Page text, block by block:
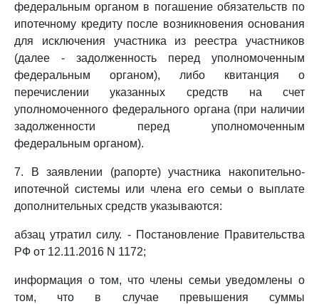
федеральным органом в погашение обязательств по
ипотечному кредиту после возникновения основания
для исключения участника из реестра участников
(далее - задолженность перед уполномоченным
федеральным органом), либо квитанция о
перечислении указанных средств на счет
уполномоченного федерального органа (при наличии
задолженности перед уполномоченным
федеральным органом).
7. В заявлении (рапорте) участника накопительно-
ипотечной системы или члена его семьи о выплате
дополнительных средств указываются:
абзац утратил силу. - Постановление Правительства
РФ от 12.11.2016 N 1172;
информация о том, что члены семьи уведомлены о
том, что в случае превышения суммы